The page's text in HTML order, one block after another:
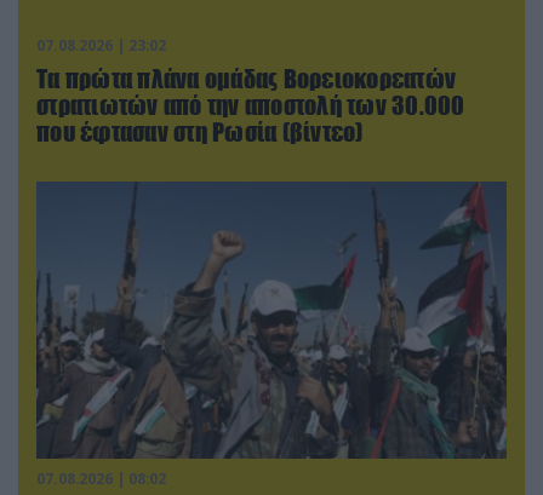
07.08.2026 | 23:02
Τα πρώτα πλάνα ομάδας Βορειοκορεατών
στρατιωτών από την αποστολή των 30.000
που έφτασαν στη Ρωσία (βίντεο)
07.08.2026 | 08:02